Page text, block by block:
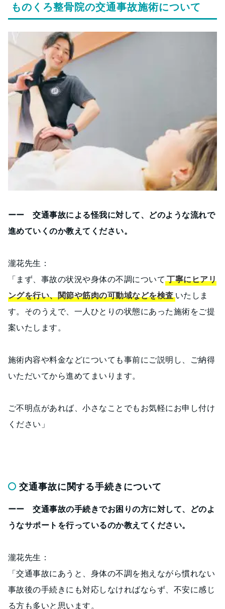
ものくろ整骨院の交通事故施術について
ーー 交通事故による怪我に対して、どのような流れで
進めていくのか教えてください。
瀧花先生：
「まず、事故の状況や身体の不調について丁寧にヒアリ
ングを行い、関節や筋肉の可動域などを検査いたしま
す。そのうえで、一人ひとりの状態にあった施術をご提
案いたします。
施術内容や料金などについても事前にご説明し、ご納得
いただいてから進めてまいります。
ご不明点があれば、小さなことでもお気軽にお申し付け
ください」
交通事故に関する手続きについて
ーー 交通事故の手続きでお困りの方に対して、どのよ
うなサポートを行っているのか教えてください。
瀧花先生：
「交通事故にあうと、身体の不調を抱えながら慣れない
事故後の手続きにも対応しなければならず、不安に感じ
る方も多いと思います。